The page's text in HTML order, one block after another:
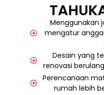
Menggunakan
mengatur
Desain yang
renovasi
Perencanaan
rumah lebih